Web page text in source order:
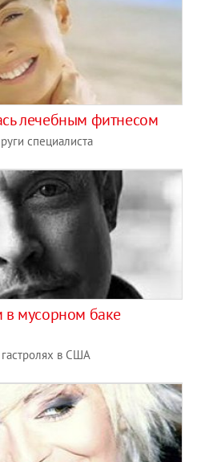
лечебным фитнесом
специалиста
мусорном баке
гастролях в США